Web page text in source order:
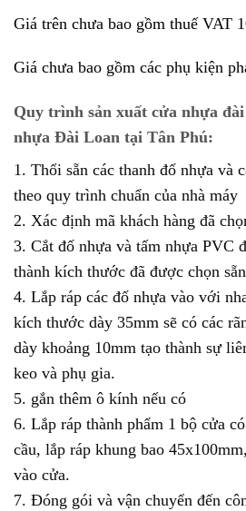
Giá trên chưa bao gồm thuế VAT
Giá chưa bao gồm các phụ kiện
Quy trình sản xuất cửa nhựa
nhựa Đài Loan tại Tân Phú:
1. Thổi sẵn các thanh đố nhựa và
theo quy trình chuẩn của nhà máy
2. Xác định mã khách hàng đã
3. Cắt đố nhựa và tấm nhựa PVC
thành kích thước đã được chọn
4. Lắp ráp các đố nhựa vào với
kích thước dày 35mm sẽ có các
dày khoảng 10mm tạo thành sự
keo và phụ gia.
5. gắn thêm ô kính nếu có
6. Lắp ráp thành phẩm 1 bộ cửa
cầu, lắp ráp khung bao
vào cửa.
7. Đóng gói và vận chuyển đến